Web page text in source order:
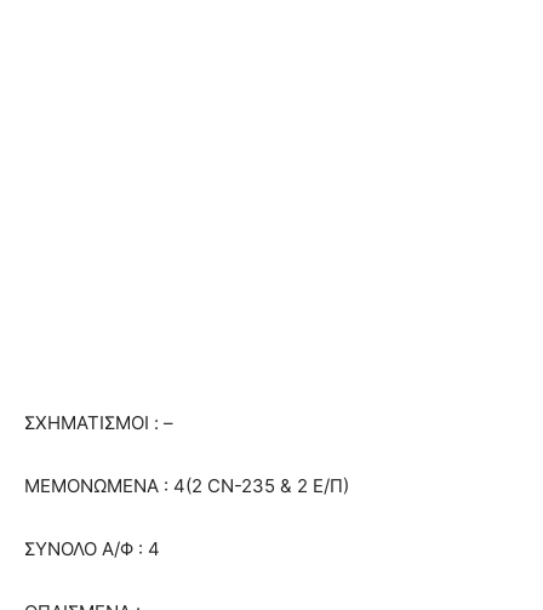
ΣΧΗΜΑΤΙΣΜΟΙ : –
ΜΕΜΟΝΩΜΕΝΑ : 4(2 CN-235 & 2 Ε/Π)
ΣΥΝΟΛΟ Α/Φ : 4